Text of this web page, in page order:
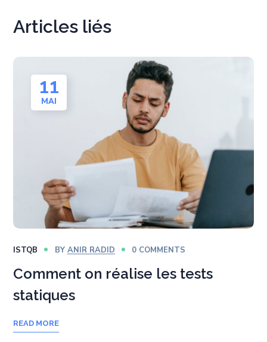
Articles liés
11
MAI
ISTQB BY ANIR RADID 0 COMMENTS
Comment on réalise les tests
statiques
READ MORE